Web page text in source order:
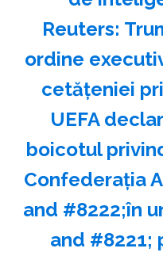
Reuters:
ordine
cetăţeniei
UEFA
boicotul
Confederaţia
and #8222;în
and #8221;